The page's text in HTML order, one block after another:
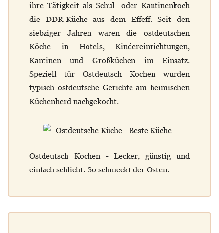
ihre Tätigkeit als Schul- oder Kantinenkoch
die DDR-Küche aus dem Effeff. Seit den
siebziger Jahren waren die ostdeutschen
Köche in Hotels, Kindereinrichtungen,
Kantinen und Großküchen im Einsatz.
Speziell für Ostdeutsch Kochen wurden
typisch ostdeutsche Gerichte am heimischen
Küchenherd nachgekocht.
Ostdeutsch Kochen - Lecker, günstig und
einfach schlicht: So schmeckt der Osten.